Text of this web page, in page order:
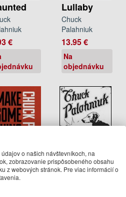
€
Lullaby
Chuck
Palahniuk
13.95 €
Na
objednávku
Non-fiction
o našich návštevníkoch, na
zobrazovanie prispôsobeného obsahu
z webových stránok. Pre viac informácií o